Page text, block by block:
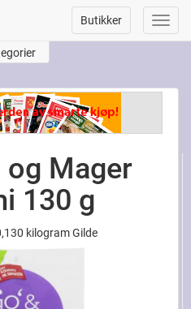
Butikker
og Mager
130 g
kilogram Gilde